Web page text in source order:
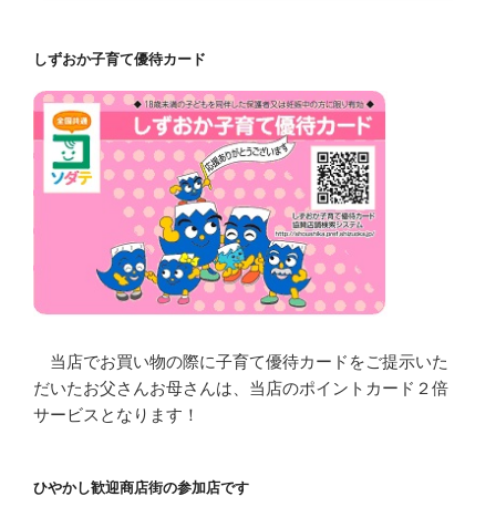
しずおか子育て優待カード
当店でお買い物の際に子育て優待カードをご提示いた
だいたお父さんお母さんは、当店のポイントカード２倍
サービスとなります！
ひやかし歓迎商店街の参加店です